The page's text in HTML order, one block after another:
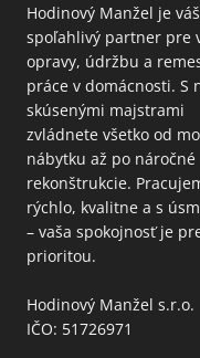
Hodinový Manžel je váš
spoľahlivý partner pre
opravy, údržbu a
práce v domácnosti. S
skúsenými majstrami
zvládnete všetko od
nábytku až po náročné
rekonštrukcie.
rýchlo, kvalitne a s
– vaša spokojnosť je
prioritou.
Hodinový Manžel s.r.o.
IČO: 51726971